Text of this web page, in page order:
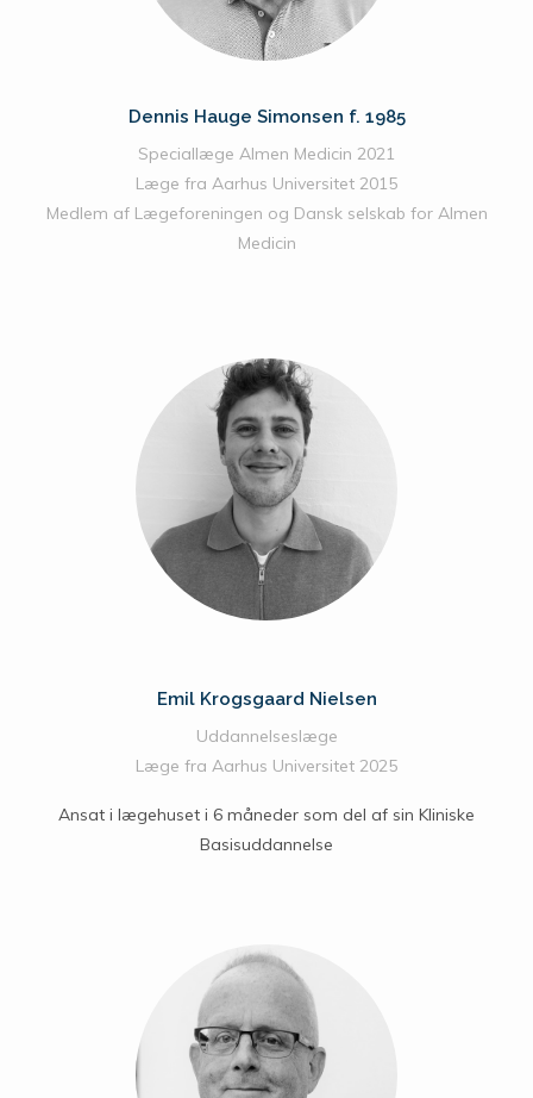
Dennis Hauge Simonsen f. 1985
Speciallæge Almen Medicin 2021
Læge fra Aarhus Universitet 2015
Medlem af Lægeforeningen og Dansk selskab for Almen
Medicin
Emil Krogsgaard Nielsen
Uddannelseslæge
Læge fra Aarhus Universitet 2025
Ansat i lægehuset i 6 måneder som del af sin Kliniske
Basisuddannelse